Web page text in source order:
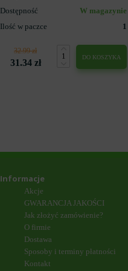
Dostępność
W magazynie
Ilość w paczce
1
32.99 zł
31.34 zł
DO KOSZYKA
Informacje
Akcje
GWARANCJA JAKOŚCI
Jak złożyć zamówienie?
O firmie
Dostawa
Sposoby i terminy płatności
Kontakt